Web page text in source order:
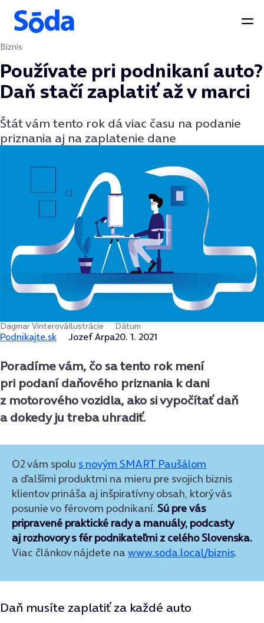
Preskočiť na obsah
Biznis
Používate pri podnikaní auto?
Daň stačí zaplatiť až v marci
Štát vám tento rok dá viac času na podanie
priznania aj na zaplatenie dane
Dagmar Vinterová
Podnikajte.sk
Ilustrácie
Jozef Arpa
Dátum
20. 1. 2021
Poradíme vám, čo sa tento rok mení
pri podaní daňového priznania k dani
z motorového vozidla, ako si vypočítať daň
a dokedy ju treba uhradiť.
O2 vám spolu s novým SMART Paušálom
a ďalšími produktmi na mieru pre svojich biznis
klientov prináša aj inšpiratívny obsah, ktorý vás
posunie vo férovom podnikaní. Sú pre vás
pripravené praktické rady a manuály, podcasty
aj rozhovory s fér podnikateľmi z celého Slovenska.
Viac článkov nájdete na www.soda.local/biznis.
Daň musíte zaplatiť za každé auto